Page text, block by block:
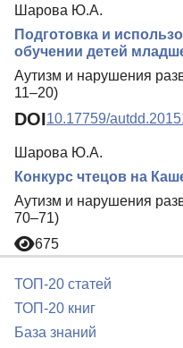
Шарова Ю.А.
Подготовка и
обучении детей
Аутизм и нарушения
11–20)
DOI10.17759/
Шарова Ю.А.
Конкурс чтецов на
Аутизм и нарушения
70–71)
675
ТОП-20 статей
ТОП-20 книг
База знаний